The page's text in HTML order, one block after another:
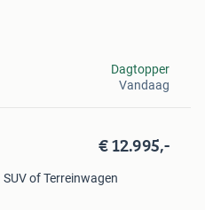
Dagtopper
Vandaag
€ 12.995,-
SUV of Terreinwagen